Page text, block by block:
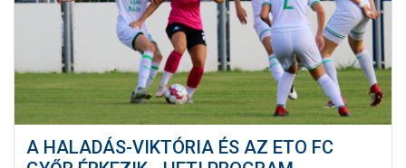
A HALADÁS-VIKTÓRIA ÉS AZ ETO FC